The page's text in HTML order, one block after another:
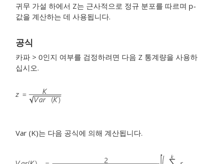
귀무 가설 하에서 Z는 근사적으로 정규 분포를 따르며 p-
값을 계산하는 데 사용됩니다.
공식
카파 > 0인지 여부를 검정하려면 다음 Z 통계량을 사용하
십시오.
Var (K)는 다음 공식에 의해 계산됩니다.